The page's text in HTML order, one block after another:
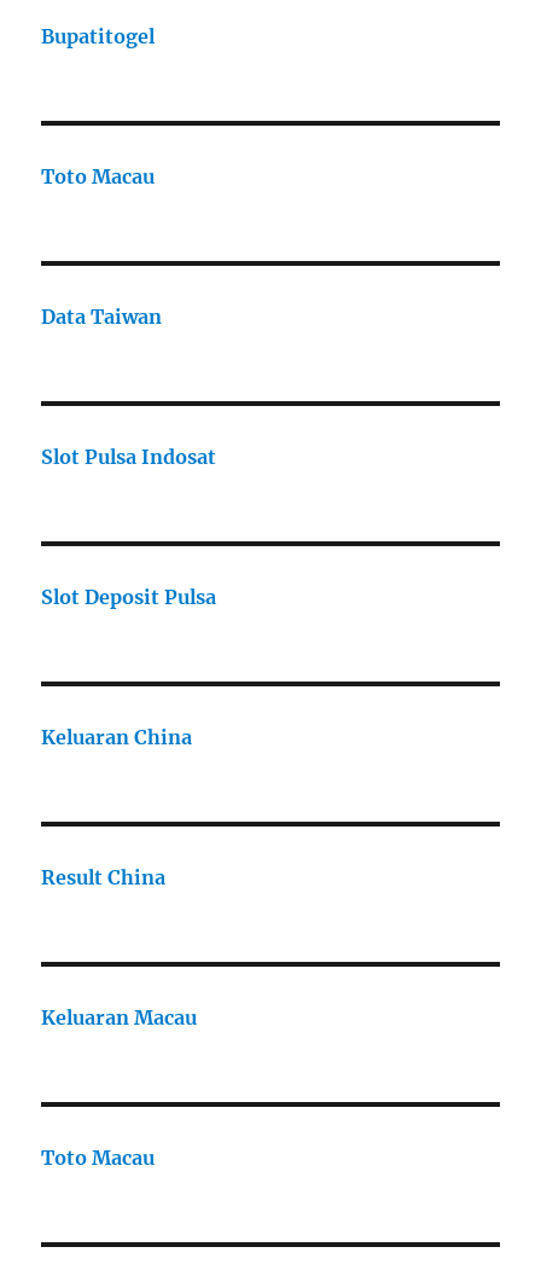
Bupatitogel
Toto Macau
Data Taiwan
Slot Pulsa Indosat
Slot Deposit Pulsa
Keluaran China
Result China
Keluaran Macau
Toto Macau